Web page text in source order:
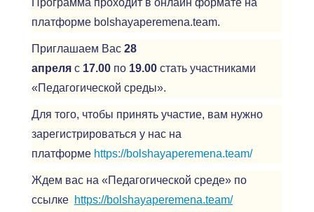
платформе bolshayaperemena.team.
Приглашаем Вас 28
апреля с 17.00 по 19.00 стать участниками
«Педагогической среды».
Для того, чтобы принять участие, вам нужно
зарегистрироваться у нас на
платформе https://bolshayaperemena.team/
Ждем вас на «Педагогической среде» по
ссылке https://bolshayaperemena.team/